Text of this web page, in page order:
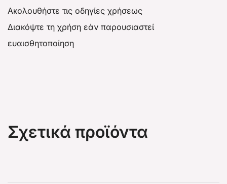
Ακολουθήστε τις οδηγίες χρήσεως
Διακόψτε τη χρήση εάν παρουσιαστεί
ευαισθητοποίηση
Σχετικά προϊόντα